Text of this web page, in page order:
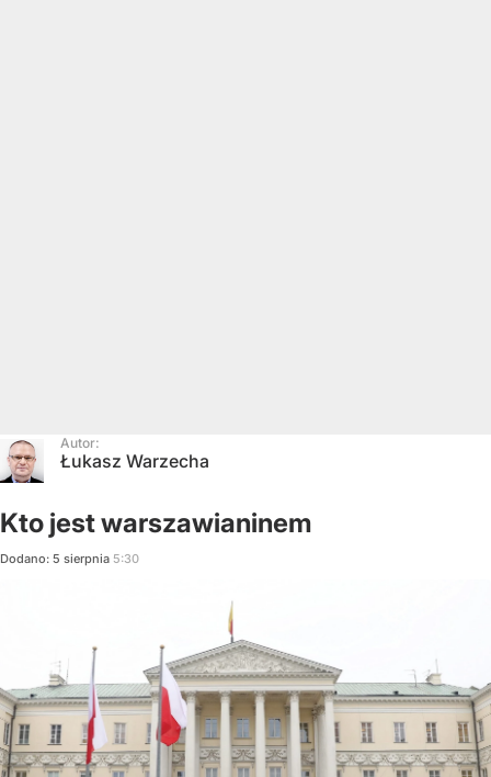
Autor:
Łukasz Warzecha
Kto jest warszawianinem
Dodano: 5 sierpnia 5:30